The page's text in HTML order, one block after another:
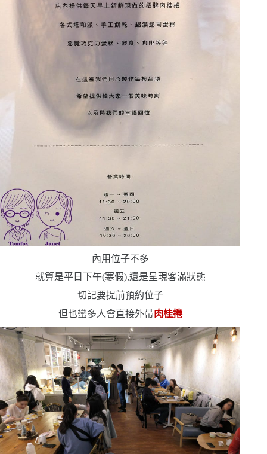
內用位子不多
就算是平日下午(寒假),還是呈現客滿狀態
切記要提前預約位子
但也蠻多人會直接外帶肉桂捲